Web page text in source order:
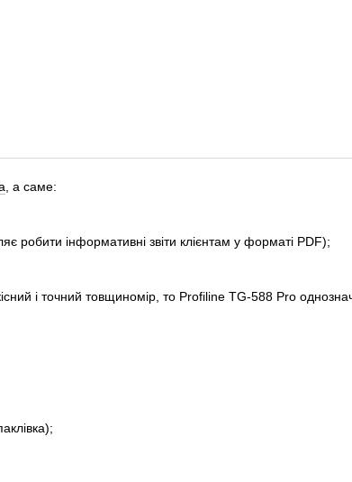
, а саме:
робити інформативні звіти клієнтам у форматі PDF);
і точний товщиномір, то Profiline TG-588 Pro